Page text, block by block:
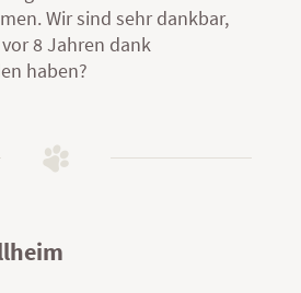
Wir sind sehr dankbar,
8 Jahren dank
haben?